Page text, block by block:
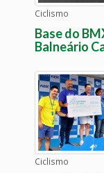
Ciclismo
Base do
Balneário
Ciclismo